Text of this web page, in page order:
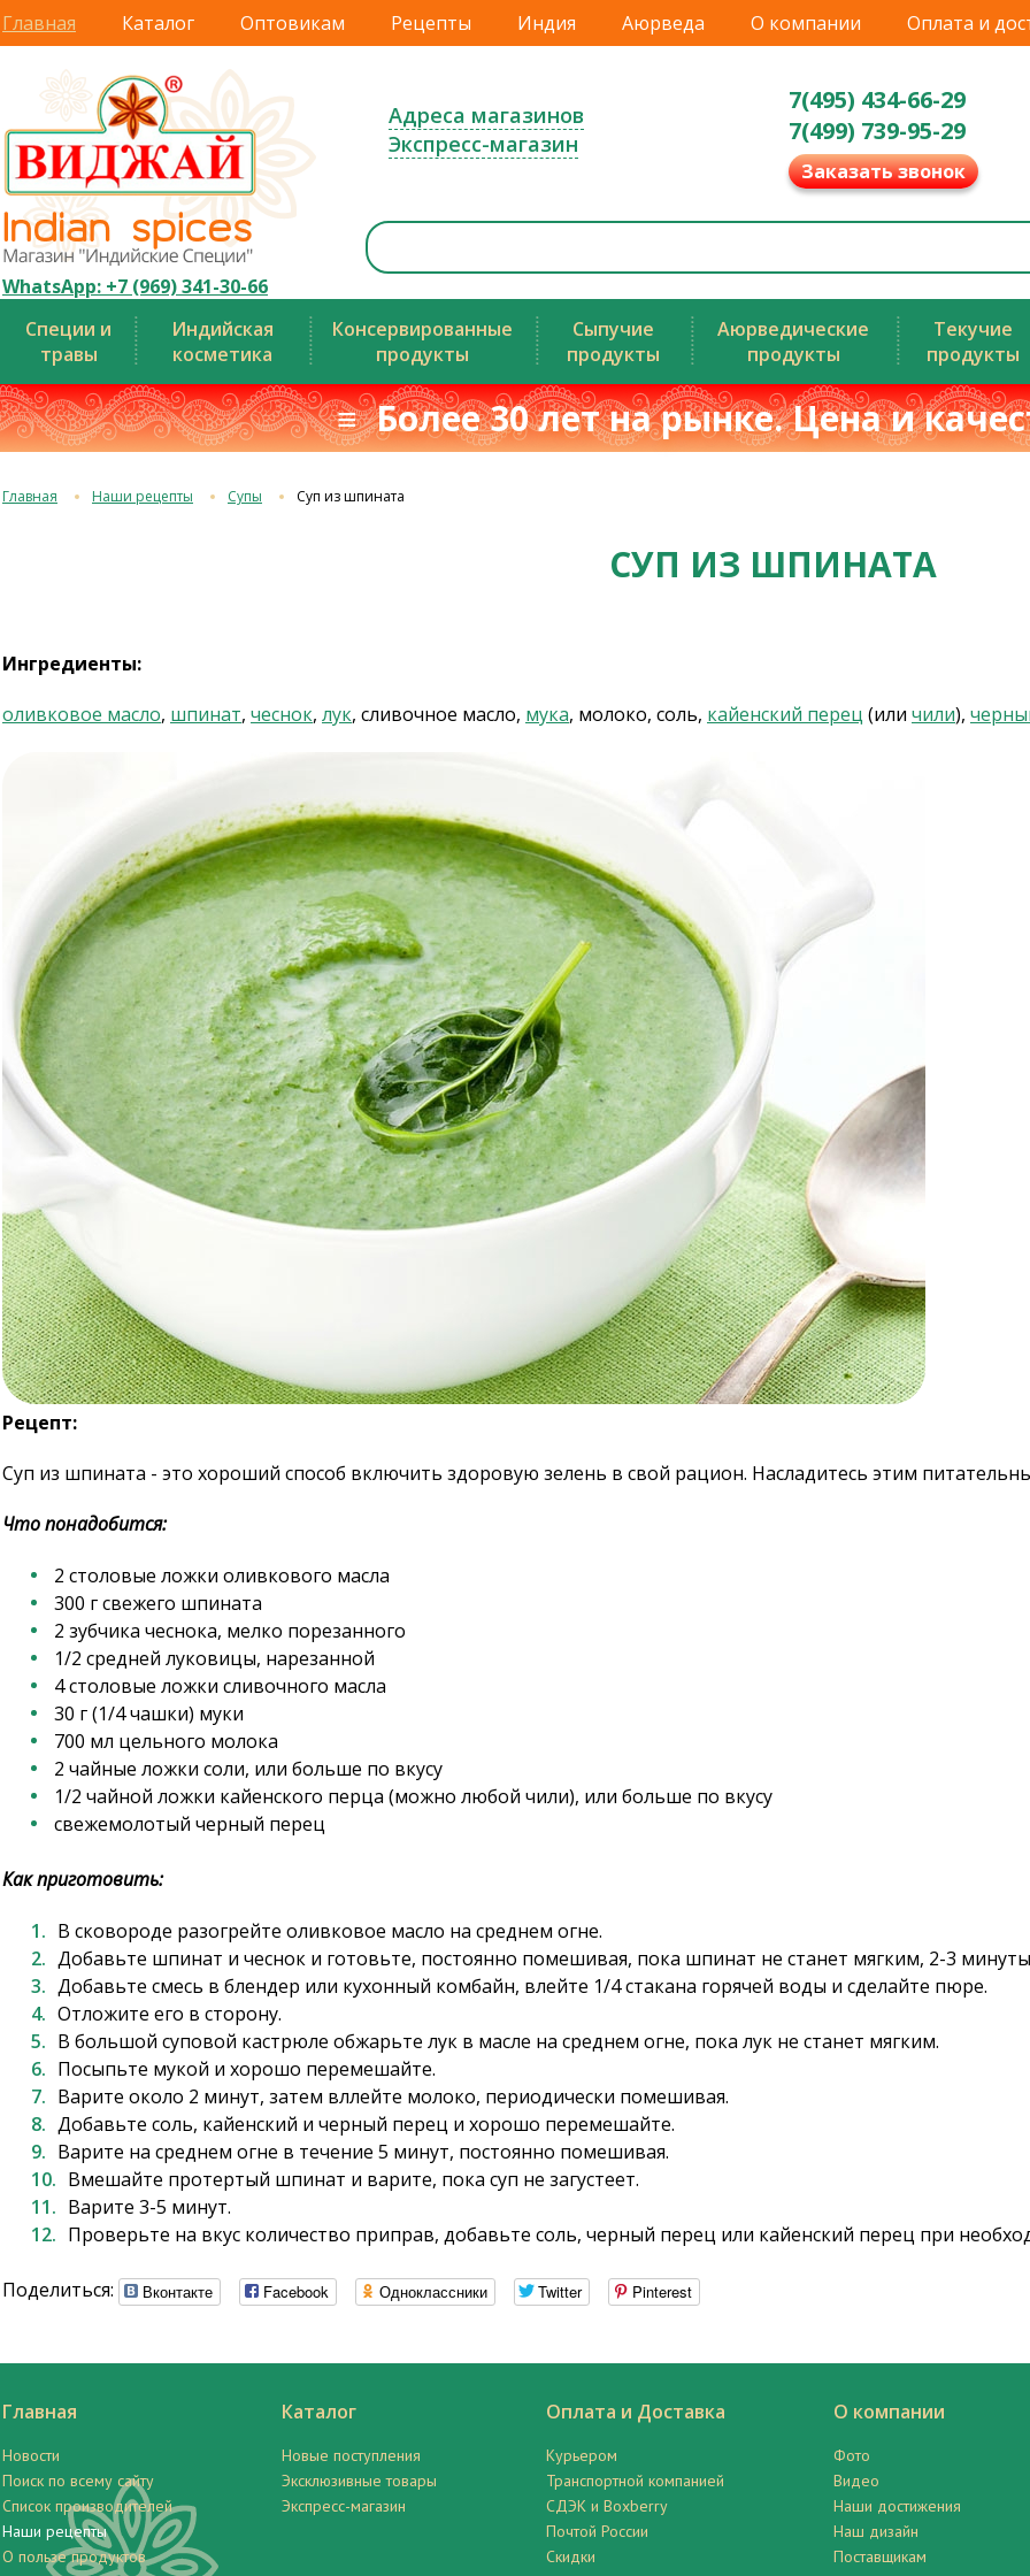
Главная Каталог Оптовикам Рецепты Индия Аюрведа О компании Оплата и
WhatsApp: +7 (969) 341-30-66
Адреса магазинов
Экспресс-магазин
7(495) 434-66-29
7(499) 739-95-29
Заказать звонок
Специи и
травы
Индийская
косметика
Консервированные
продукты
Сыпучие
продукты
Аюрведические
продукты
Текучие
продукты
≡ Более 30 лет на рынке. Цена и
Главная Наши рецепты Супы Суп из шпината
СУП ИЗ ШПИНАТА
Ингредиенты:
оливковое масло, шпинат, чеснок, лук, сливочное масло, мука, молоко, соль, кайенский перец (или чили),
Рецепт:
Суп из шпината - это хороший способ включить здоровую зелень в свой рацион. Насладитесь этим
Что понадобится:
2 столовые ложки оливкового масла
300 г свежего шпината
2 зубчика чеснока, мелко порезанного
1/2 средней луковицы, нарезанной
4 столовые ложки сливочного масла
30 г (1/4 чашки) муки
700 мл цельного молока
2 чайные ложки соли, или больше по вкусу
1/2 чайной ложки кайенского перца (можно любой чили), или больше по вкусу
свежемолотый черный перец
Как приготовить:
В сковороде разогрейте оливковое масло на среднем огне.
Добавьте шпинат и чеснок и готовьте, постоянно помешивая, пока шпинат не станет мягким, 2-3
Добавьте смесь в блендер или кухонный комбайн, влейте 1/4 стакана горячей воды и сделайте пюре.
Отложите его в сторону.
В большой суповой кастрюле обжарьте лук в масле на среднем огне, пока лук не станет мягким.
Посыпьте мукой и хорошо перемешайте.
Варите около 2 минут, затем вллейте молоко, периодически помешивая.
Добавьте соль, кайенский и черный перец и хорошо перемешайте.
Варите на среднем огне в течение 5 минут, постоянно помешивая.
Вмешайте протертый шпинат и варите, пока суп не загустеет.
Варите 3-5 минут.
Проверьте на вкус количество приправ, добавьте соль, черный перец или кайенский перец при
Поделиться: Вконтакте Facebook Одноклассники Twitter Pinterest
Главная
Новости
Поиск по всему сайту
Список производителей
Наши рецепты
О пользе продуктов
Каталог
Новые поступления
Эксклюзивные товары
Экспресс-магазин
Оплата и Доставка
Курьером
Транспортной компанией
СДЭК и Boxberry
Почтой России
Скидки
О компании
Фото
Видео
Наши достижения
Наш дизайн
Поставщикам